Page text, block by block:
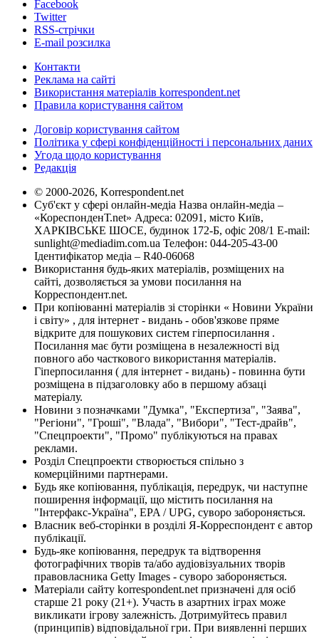
Facebook
Twitter
RSS-стрічки
E-mail розсилка
Контакти
Реклама на сайті
Використання матеріалів korrespondent.net
Правила користування сайтом
Договір користування сайтом
Політика у сфері конфіденційності і персональних даних
Угода щодо користування
Редакція
© 2000-2026, Korrespondent.net
Суб'єкт у сфері онлайн-медіа Назва онлайн-медіа –
«КореспонденТ.net» Адреса: 02091, місто Київ,
ХАРКІВСЬКЕ ШОСЕ, будинок 172-Б, офіс 208/1 E-mail:
sunlight@mediadim.com.ua Телефон: 044-205-43-00
Ідентифікатор медіа – R40-06068
Використання будь-яких матеріалів, розміщених на
сайті, дозволяється за умови посилання на
Корреспондент.net.
При копіюванні матеріалів зі сторінки « Новини України
і світу» , для інтернет - видань - обов'язкове пряме
відкрите для пошукових систем гіперпосилання .
Посилання має бути розміщена в незалежності від
повного або часткового використання матеріалів.
Гіперпосилання ( для інтернет - видань) - повинна бути
розміщена в підзаголовку або в першому абзаці
матеріалу.
Новини з позначками "Думка", "Експертиза", "Заява",
"Регіони", "Гроші", "Влада", "Вибори", "Тест-драйв",
"Спецпроекти", "Промо" публікуються на правах
реклами.
Розділ Спецпроекти створюється спільно з
комерційними партнерами.
Будь яке копіювання, публікація, передрук, чи наступне
поширення інформації, що містить посилання на
"Інтерфакс-Україна", EPA / UPG, суворо забороняється.
Власник веб-сторінки в розділі Я-Корреспондент є автор
публікації.
Будь-яке копіювання, передрук та відтворення
фотографічних творів та/або аудіовізуальних творів
правовласника Getty Images - суворо забороняється.
Матеріали сайту korrespondent.net призначені для осіб
старше 21 року (21+). Участь в азартних іграх може
викликати ігрову залежність. Дотримуйтесь правил
(принципів) відповідальної гри. При виявленні перших